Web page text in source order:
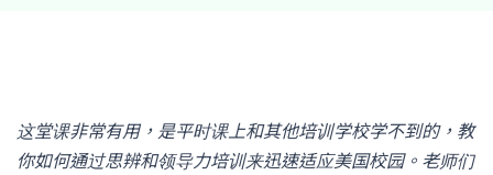
这堂课非常有用，是平时课上和其他培训学校学不到的，教
你如何通过思辨和领导力培训来迅速适应美国校园。老师们